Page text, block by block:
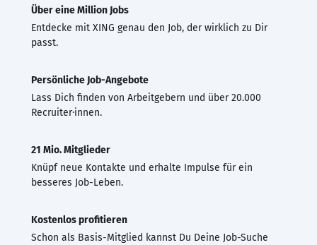
Über eine Million Jobs
Entdecke mit XING genau den Job, der wirklich zu Dir
passt.
Persönliche Job-Angebote
Lass Dich finden von Arbeitgebern und über 20.000
Recruiter·innen.
21 Mio. Mitglieder
Knüpf neue Kontakte und erhalte Impulse für ein
besseres Job-Leben.
Kostenlos profitieren
Schon als Basis-Mitglied kannst Du Deine Job-Suche